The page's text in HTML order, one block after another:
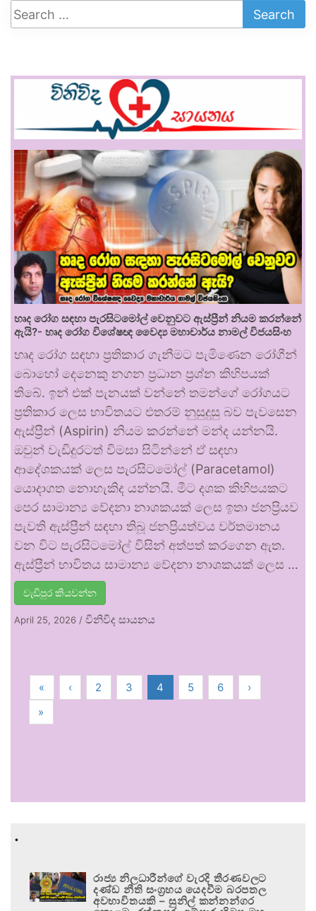
හෘද රෝග සඳහා පැරසිටමෝල් වෙනුවට ඇස්ප්‍රීන් නියම කරන්නේ
ඇයි?- හෘද රෝග විශේෂඥ වෛද්‍ය මහාචාර්ය නාමල් විජයසිංහ
හෘද රෝග සඳහා ප්‍රතිකාර ගැනීමට පැමිණෙන රෝගීන්
බොහෝ දෙනෙකු නගන ප්‍රධාන ප්‍රශ්න කිහිපයක්
තිබේ. ඉන් එක් පැනයක් වන්නේ තමන්ගේ රෝගයට
ප්‍රතිකාර ලෙස භාවිතයට එතරම් නුසුදුසු බව පැවසෙන
ඇස්ප්‍රීන් (Aspirin) නියම කරන්නේ මන්ද යන්නයි.
ඔවුන් වැඩිදුරටත් විමසා සිටින්නේ ඒ සඳහා
ආදේශකයක් ලෙස පැරසිටමෝල් (Paracetamol)
යොදාගත නොහැකිද යන්නයි. මීට දශක කිහිපයකට
පෙර සාමාන්‍ය වේදනා නාශකයක් ලෙස ඉතා ජනප්‍රියව
පැවති ඇස්ප්‍රීන් සඳහා තිබූ ජනප්‍රියත්වය වර්තමානය
වන විට පැරසිටමෝල් විසින් අත්පත් කරගෙන ඇත.
ඇස්ප්‍රීන් භාවිතය සාමාන්‍ය වේදනා නාශකයක් ලෙස …
වැඩිපුර කියවන්න
April 25, 2026 / විනිවිද සායනය
« ‹ 2 3 4 5 6
›
»
.
රාජ්‍ය නිලධාරීන්ගේ වැරදි තීරණවලට
දණ්ඩ නීති සංග්‍රහය යෙදවීම බරපතල
අවභාවිතයකි – සුනිල් කන්නන්ගර